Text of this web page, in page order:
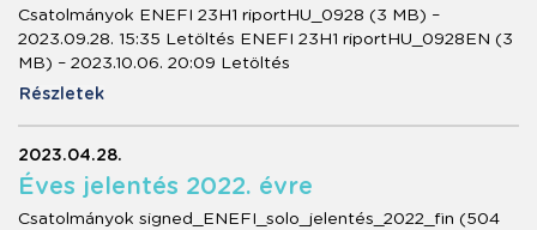
Csatolmányok ENEFI 23H1 riportHU_0928 (3 MB) –
2023.09.28. 15:35 Letöltés ENEFI 23H1 riportHU_0928EN (3
MB) – 2023.10.06. 20:09 Letöltés
Részletek
2023.04.28.
Éves jelentés 2022. évre
Csatolmányok signed_ENEFI_solo_jelentés_2022_fin (504